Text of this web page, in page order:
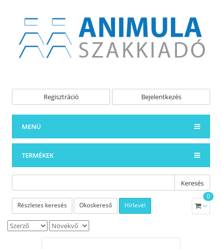
Regisztráció Bejelentkezés
MENÜ
TERMÉKEK
Keresés
Részletes keresés Okoskereső Hírlevél
0